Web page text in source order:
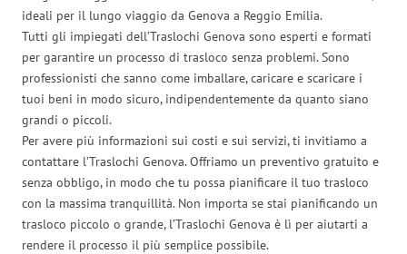
ideali per il lungo viaggio da Genova a Reggio Emilia.
Tutti gli impiegati dell’Traslochi Genova sono esperti e formati
per garantire un processo di trasloco senza problemi. Sono
professionisti che sanno come imballare, caricare e scaricare i
tuoi beni in modo sicuro, indipendentemente da quanto siano
grandi o piccoli.
Per avere più informazioni sui costi e sui servizi, ti invitiamo a
contattare l’Traslochi Genova. Offriamo un preventivo gratuito e
senza obbligo, in modo che tu possa pianificare il tuo trasloco
con la massima tranquillità. Non importa se stai pianificando un
trasloco piccolo o grande, l’Traslochi Genova è lì per aiutarti a
rendere il processo il più semplice possibile.